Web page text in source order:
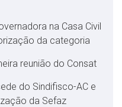
na Casa Civil
da categoria
reunião do Consat
do Sindifisco-AC e
da Sefaz